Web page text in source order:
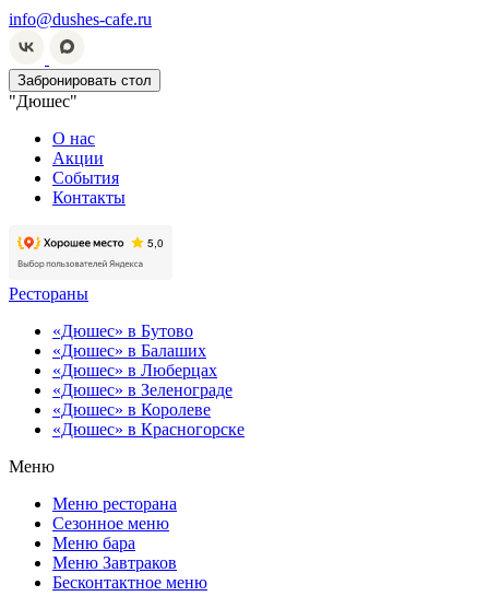
info@dushes-cafe.ru
Забронировать стол
"Дюшес"
О нас
Акции
События
Контакты
Рестораны
«Дюшес» в Бутово
«Дюшес» в Балаших
«Дюшес» в Люберцах
«Дюшес» в Зеленограде
«Дюшес» в Королеве
«Дюшес» в Красногорске
Меню
Меню ресторана
Сезонное меню
Меню бара
Меню Завтраков
Бесконтактное меню